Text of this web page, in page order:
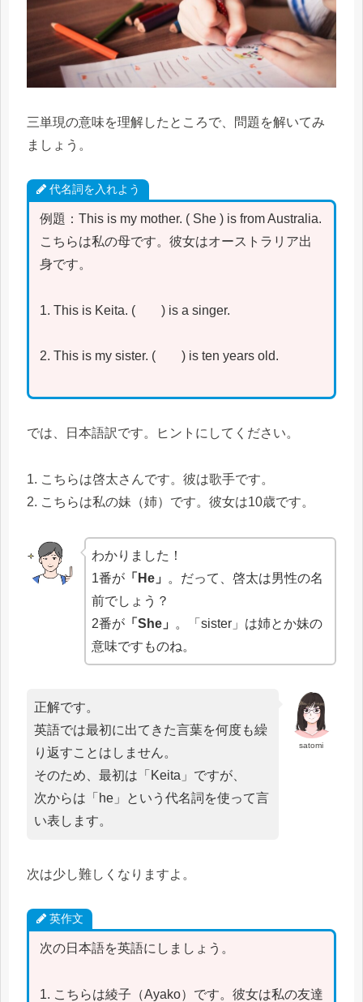
三単現の意味を理解したところで、問題を解いてみ
ましょう。
代名詞を入れよう
例題：This is my mother. ( She ) is from Australia.
こちらは私の母です。彼女はオーストラリア出
身です。
1. This is Keita. ( ) is a singer.
2. This is my sister. ( ) is ten years old.
では、日本語訳です。ヒントにしてください。
1. こちらは啓太さんです。彼は歌手です。
2. こちらは私の妹（姉）です。彼女は10歳です。
わかりました！
1番が 「He」
。だって、啓太は男性の名
前でしょう？
2番が 「She」
。「sister」は姉とか妹の
意味ですものね。
satomi
正解です。
英語では最初に出てきた言葉を何度も繰
り返すことはしません。
そのため、最初は「Keita」ですが、
次からは「he」という代名詞を使って言
い表します。
次は少し難しくなりますよ。
英作文
次の日本語を英語にしましょう。
1. こちらは綾子（Ayako）です。彼女は私の友達